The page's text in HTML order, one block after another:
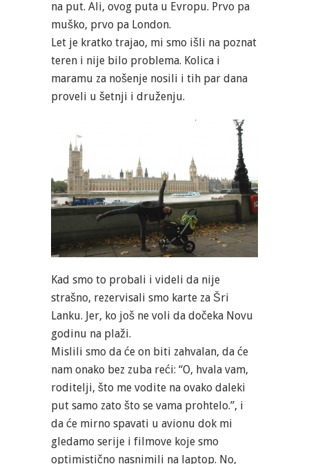
na put. Ali, ovog puta u Evropu. Prvo pa
muško, prvo pa London.
Let je kratko trajao, mi smo išli na poznat
teren i nije bilo problema. Kolica i
maramu za nošenje nosili i tih par dana
proveli u šetnji i druženju.
Kad smo to probali i videli da nije
strašno, rezervisali smo karte za Šri
Lanku. Jer, ko još ne voli da dočeka Novu
godinu na plaži.
Mislili smo da će on biti zahvalan, da će
nam onako bez zuba reći: “O, hvala vam,
roditelji, što me vodite na ovako daleki
put samo zato što se vama prohtelo.”, i
da će mirno spavati u avionu dok mi
gledamo serije i filmove koje smo
optimistično nasnimili na laptop. No,